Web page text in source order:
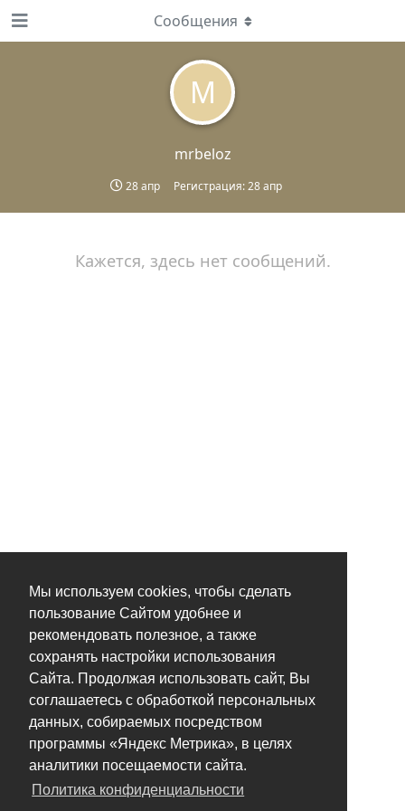
Мы используем cookies, чтобы сделать
пользование Сайтом удобнее и
рекомендовать полезное, а также
сохранять настройки использования
Сайта. Продолжая использовать сайт, Вы
соглашаетесь с обработкой персональных
данных, собираемых посредством
программы «Яндекс Метрика», в целях
аналитики посещаемости сайта.
Политика конфиденциальности
M
mrbeloz
28 апр Регистрация:28 апр
Сообщения
Кажется, здесь нет сообщений.